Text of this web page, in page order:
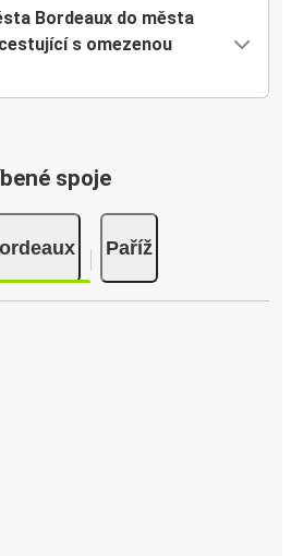
Bordeaux do města
s omezenou
spoje
Paříž